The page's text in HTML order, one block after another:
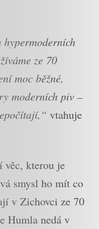
hypermoderních
ze 70
moc běžné,
moderních piv –
vtahuje
věc, kterou je
smysl ho mít co
v Zichovci ze 70
Humla nedá v